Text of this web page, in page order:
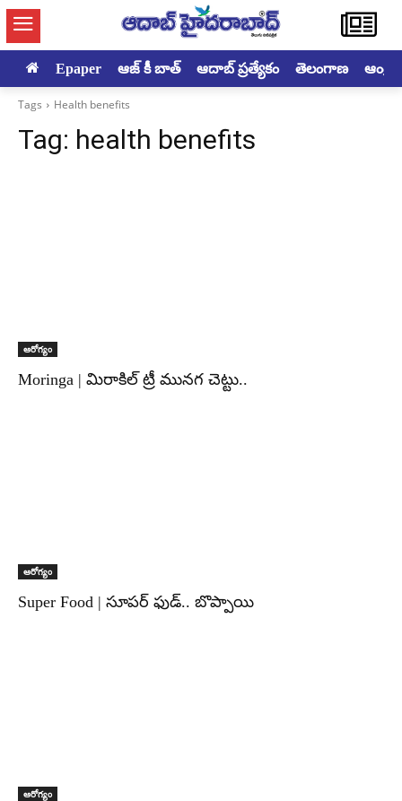
Epaper ఆజ్ కీ బాత్ ఆదాబ్ ప్రత్యేకం తెలంగాణ
Tags Health benefits
Tag: health benefits
ఆరోగ్యం
Moringa | మిరాకిల్ ట్రీ మునగ చెట్టు..
ఆరోగ్యం
Super Food | సూపర్ ఫుడ్.. బొప్పాయి
ఆరోగ్యం